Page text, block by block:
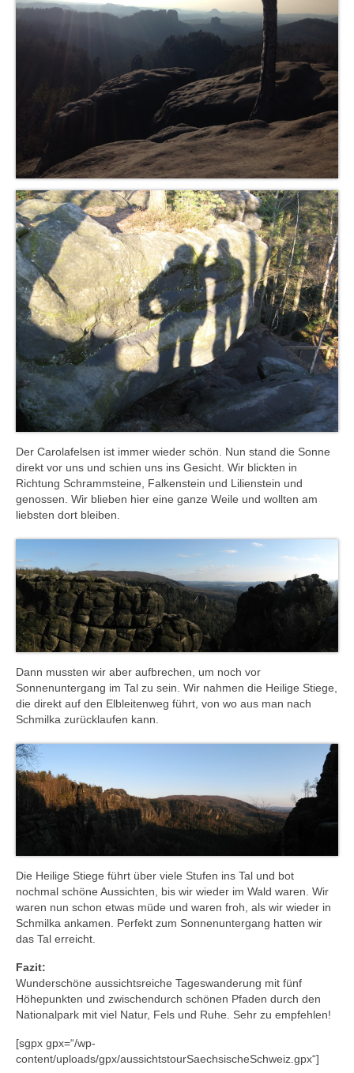
Der Carolafelsen ist immer wieder schön. Nun stand die Sonne
direkt vor uns und schien uns ins Gesicht. Wir blickten in
Richtung Schrammsteine, Falkenstein und Lilienstein und
genossen. Wir blieben hier eine ganze Weile und wollten am
liebsten dort bleiben.
Dann mussten wir aber aufbrechen, um noch vor
Sonnenuntergang im Tal zu sein. Wir nahmen die Heilige Stiege,
die direkt auf den Elbleitenweg führt, von wo aus man nach
Schmilka zurücklaufen kann.
Die Heilige Stiege führt über viele Stufen ins Tal und bot
nochmal schöne Aussichten, bis wir wieder im Wald waren. Wir
waren nun schon etwas müde und waren froh, als wir wieder in
Schmilka ankamen. Perfekt zum Sonnenuntergang hatten wir
das Tal erreicht.
Fazit:
Wunderschöne aussichtsreiche Tageswanderung mit fünf
Höhepunkten und zwischendurch schönen Pfaden durch den
Nationalpark mit viel Natur, Fels und Ruhe. Sehr zu empfehlen!
[sgpx gpx=“/wp-
content/uploads/gpx/aussichtstourSaechsischeSchweiz.gpx“]